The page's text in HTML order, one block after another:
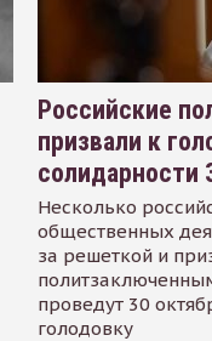
Российские
призвали к
солидарности
Несколько
общественных
за решеткой и
проведут 30
голодовку